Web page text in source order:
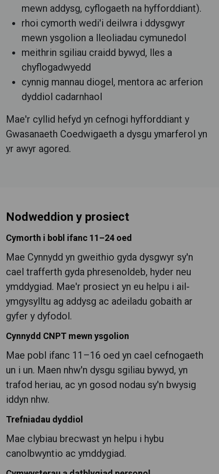
mewn addysg, cyflogaeth na hyfforddiant).
rhoi cymorth wedi'i deilwra i ddysgwyr
mewn ysgolion a lleoliadau cymunedol
meithrin sgiliau craidd bywyd, lles a
chyflogadwyedd
cynnig mannau diogel, mentora ac arferion
dyddiol cadarnhaol
Mae'r cyllid hefyd yn cefnogi hyfforddiant y
Gwasanaeth Coedwigaeth a dysgu ymarferol yn
yr awyr agored.
Nodweddion y prosiect
Cymorth i bobl ifanc 11–24 oed
Mae Cynnydd yn gweithio gyda dysgwyr sy'n
cael trafferth gyda phresenoldeb, hyder neu
ymddygiad. Mae'r prosiect yn eu helpu i ail-
ymgysylltu ag addysg ac adeiladu gobaith ar
gyfer y dyfodol.
Cynnydd CNPT mewn ysgolion
Mae pobl ifanc 11–16 oed yn cael cefnogaeth
un i un. Maen nhw'n dysgu sgiliau bywyd, yn
trafod heriau, ac yn gosod nodau sy'n bwysig
iddyn nhw.
Trefniadau dyddiol
Mae clybiau brecwast yn helpu i hybu
canolbwyntio ac ymddygiad.